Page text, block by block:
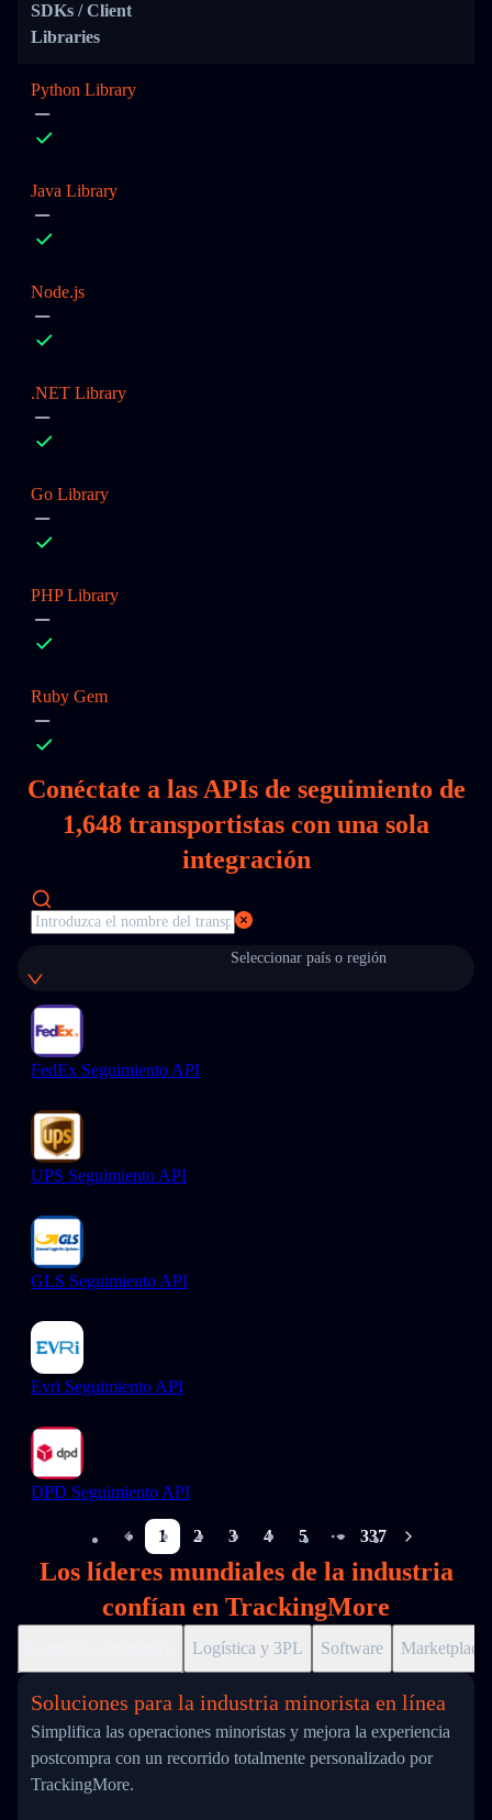
SDKs / Client
Libraries
Python Library
Java Library
Node.js
.NET Library
Go Library
PHP Library
Ruby Gem
Conéctate a las APIs de seguimiento de
1,648 transportistas con una sola
integración
Seleccionar país o región
FedEx Seguimiento API
UPS Seguimiento API
GLS Seguimiento API
Evri Seguimiento API
DPD Seguimiento API
1 2 3 4 5
More pages
337
Los líderes mundiales de la industria
confían en TrackingMore
Logística y 3PL Software Marketplace
Soluciones para la industria minorista en línea
Simplifica las operaciones minoristas y mejora la experiencia
postcompra con un recorrido totalmente personalizado por
TrackingMore.